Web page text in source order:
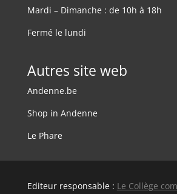
Mardi – Dimanche : de 10h à 18h
Fermé le lundi
Autres site web
Andenne.be
Shop in Andenne
Le Phare
Editeur responsable : Le Collège